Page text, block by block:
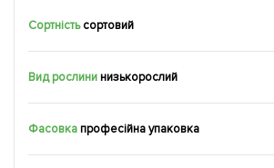
Сортність сортовий
Вид рослининизькорослий
Фасовкапрофесійна упаковка